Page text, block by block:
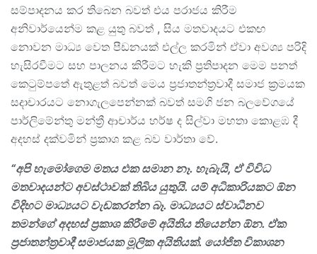
සම්පාදනය කර තිබෙන බවත් එය පරාජය කිරීම
අනිවාර්යෙන්ම කළ යුතු බවත් , සිය මතවාදයට එකඟ
නොවන මාධ්‍ය වෙත පීඩනයක් එල්ල කරමින් ඒවා අවශ්‍ය පරිදි
හැසිරවීමට සහ පාලනය කිරීමට හැකි ප්‍රතිපාදන මෙම පනත්
කෙටුම්පතේ ඇතුළත් බවත් මෙය ප්‍රජාතන්ත්‍රවාදී සමාජ ක්‍රමයක
සදාචාරයට නොගැලපෙන්නක් බවත් සමගි ජන බලවේගයේ
පාර්ලිමේන්තු මන්ත්‍රී ආචාර්ය හර්ෂ ද සිල්වා මහතා කොළඹ දී
අදහස් දක්වමින් ප්‍රකාශ කළ බව වාර්තා වේ.
“අපි හැමෝගෙම මතය එක සමාන නෑ. හැබැයි, ඒ විවිධ
මතවාදයන්ට අවස්ථාවක් තිබිය යුතුයි. යම් අධිකාරියකට ඕන
විදිහට මාධ්‍යයට වැඩකරන්න බෑ. මාධ්‍යයට ස්වාධීනව
තමන්ගේ අදහස් ප්‍රකාශ කිරීමේ අයිතිය තියෙන්න ඕන. ඒක
ප්‍රජාතන්ත්‍රවාදී සමාජයක මූලික අයිතියක්. යෝජිත විකාශන